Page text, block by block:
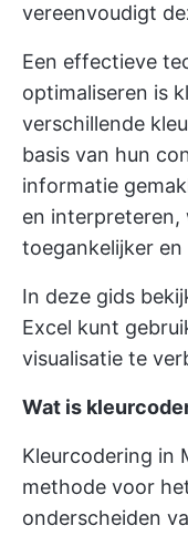
vereenvoudigt
Een effectieve
optimaliseren is
verschillende
basis van hun
informatie
en interpreteren,
toegankelijker
In deze gids
Excel kunt
visualisatie te
Wat is
Kleurcodering in
methode voor
onderscheiden